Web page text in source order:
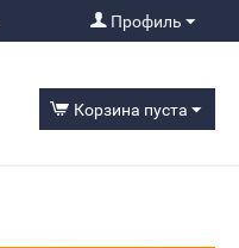
Профиль
Корзина пуста